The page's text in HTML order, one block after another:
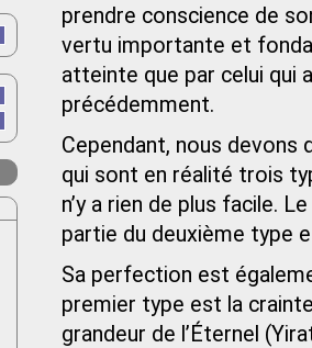
prendre conscience de
vertu importante et
atteinte que par celui qui
précédemment.
Cependant, nous devons
qui sont en réalité trois
n’y a rien de plus facile.
partie du deuxième type
Sa perfection est
premier type est la
grandeur de l’Éternel